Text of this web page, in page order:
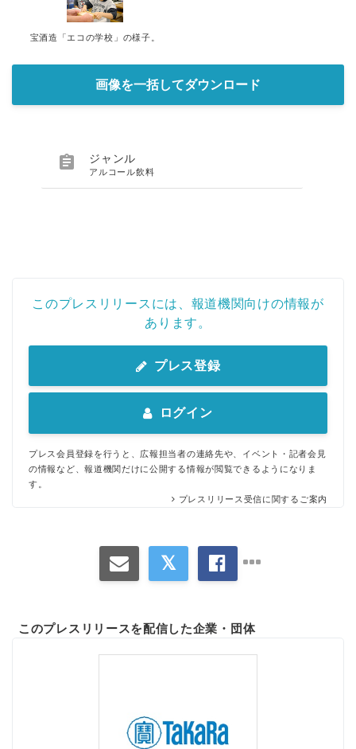
宝酒造「エコの学校」の様子。
画像を一括してダウンロード
 ジャンル
アルコール飲料
このプレスリリースには、報道機関向けの情報が
あります。
プレス登録
ログイン
プレス会員登録を行うと、広報担当者の連絡先や、イベント・記者会見
の情報など、報道機関だけに公開する情報が閲覧できるようになりま
す。
プレスリリース受信に関するご案内
このプレスリリースを配信した企業・団体